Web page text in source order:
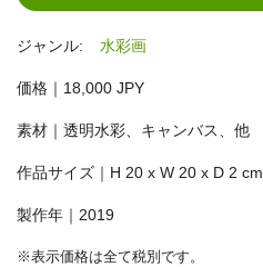
ジャンル: 水彩画
価格｜18,000 JPY
素材｜透明水彩、キャンバス、他
‪作品サイズ｜H 20 x W 20 x D 2 cm‬
製作年｜2019
※表示価格は全て税別です。